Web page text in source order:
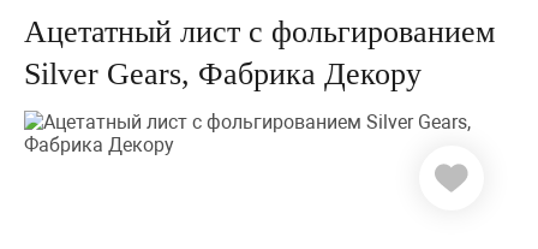
Ацетатный лист с фольгированием
Silver Gears, Фабрика Декору